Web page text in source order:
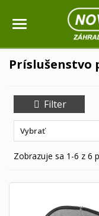
Príslušenstvo
Filter
Vybrať
Zobrazuje sa 1-6 z 6